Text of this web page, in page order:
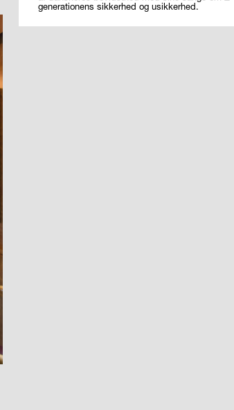
generationens sikkerhed og usikkerhed.